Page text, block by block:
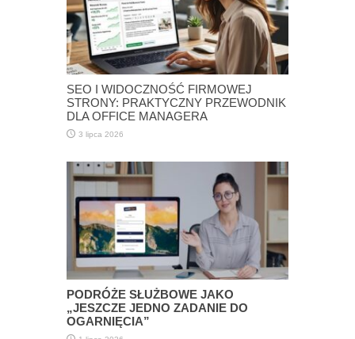
SEO I WIDOCZNOŚĆ FIRMOWEJ
STRONY: PRAKTYCZNY PRZEWODNIK
DLA OFFICE MANAGERA
3 lipca 2026
PODRÓŻE SŁUŻBOWE JAKO
„JESZCZE JEDNO ZADANIE DO
OGARNIĘCIA”